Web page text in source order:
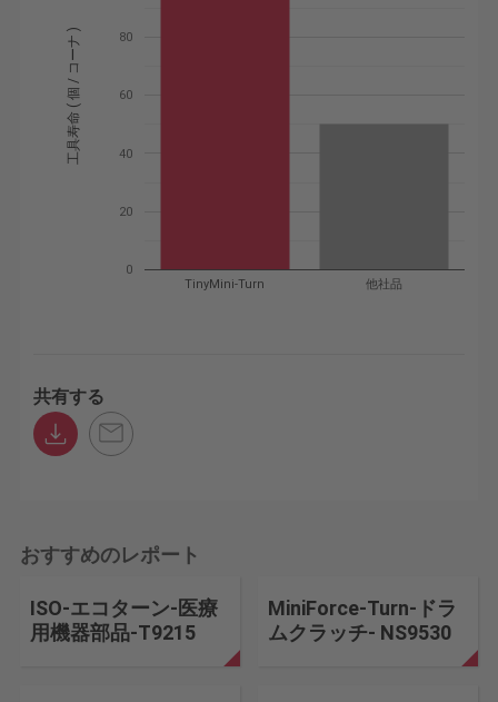
TinyMini-Turn 他社品
0
20
40
60
80
工具寿命 ( 個 / コーナ )
共有する
おすすめのレポート
ISO-エコターン-医療
用機器部品-T9215
MiniForce-Turn-ドラ
ムクラッチ- NS9530